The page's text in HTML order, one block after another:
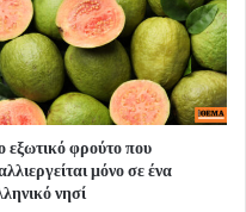
εξωτικό φρούτο που
μόνο σε ένα
νησί